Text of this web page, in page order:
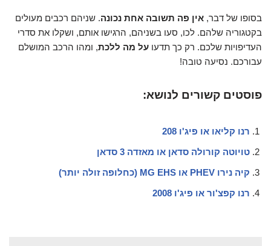
בסופו של דבר, אין פה תשובה אחת נכונה. שניהם רכבים מעולים
בקטגוריה שלהם. לכו, סעו בשניהם, הרגישו אותם, ושקלו את סדרי
העדיפויות שלכם. רק כך תדעו על מה ללכת, ומהו הרכב המושלם
עבורכם. נסיעה טובה!
פוסטים קשורים לנושא:
רנו קליאו או פיג'ו 208
טויוטה קורולה סדאן או מאזדה 3 סדאן
קיה נירו PHEV או MG EHS (כחלופה זולה יותר)
רנו קפצ'ור או פיג'ו 2008